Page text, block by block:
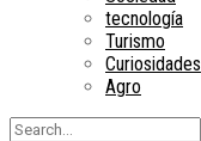
tecnología
Turismo
Curiosidades
Agro